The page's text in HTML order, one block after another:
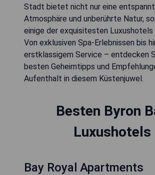
Stadt bietet nicht nur eine
Atmosphäre und unberührte Natur,
einige der exquisitesten Luxushotels
Von exklusiven Spa-Erlebnissen bis
erstklassigem Service – entdecken
besten Geheimtipps und
Aufenthalt in diesem Küstenjuwel.
Besten Byron
Luxushotels
Bay Royal Apartments